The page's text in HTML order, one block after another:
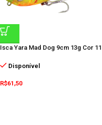
Isca Yara Mad Dog 9cm 13g Cor 11
Disponível
R$61,50